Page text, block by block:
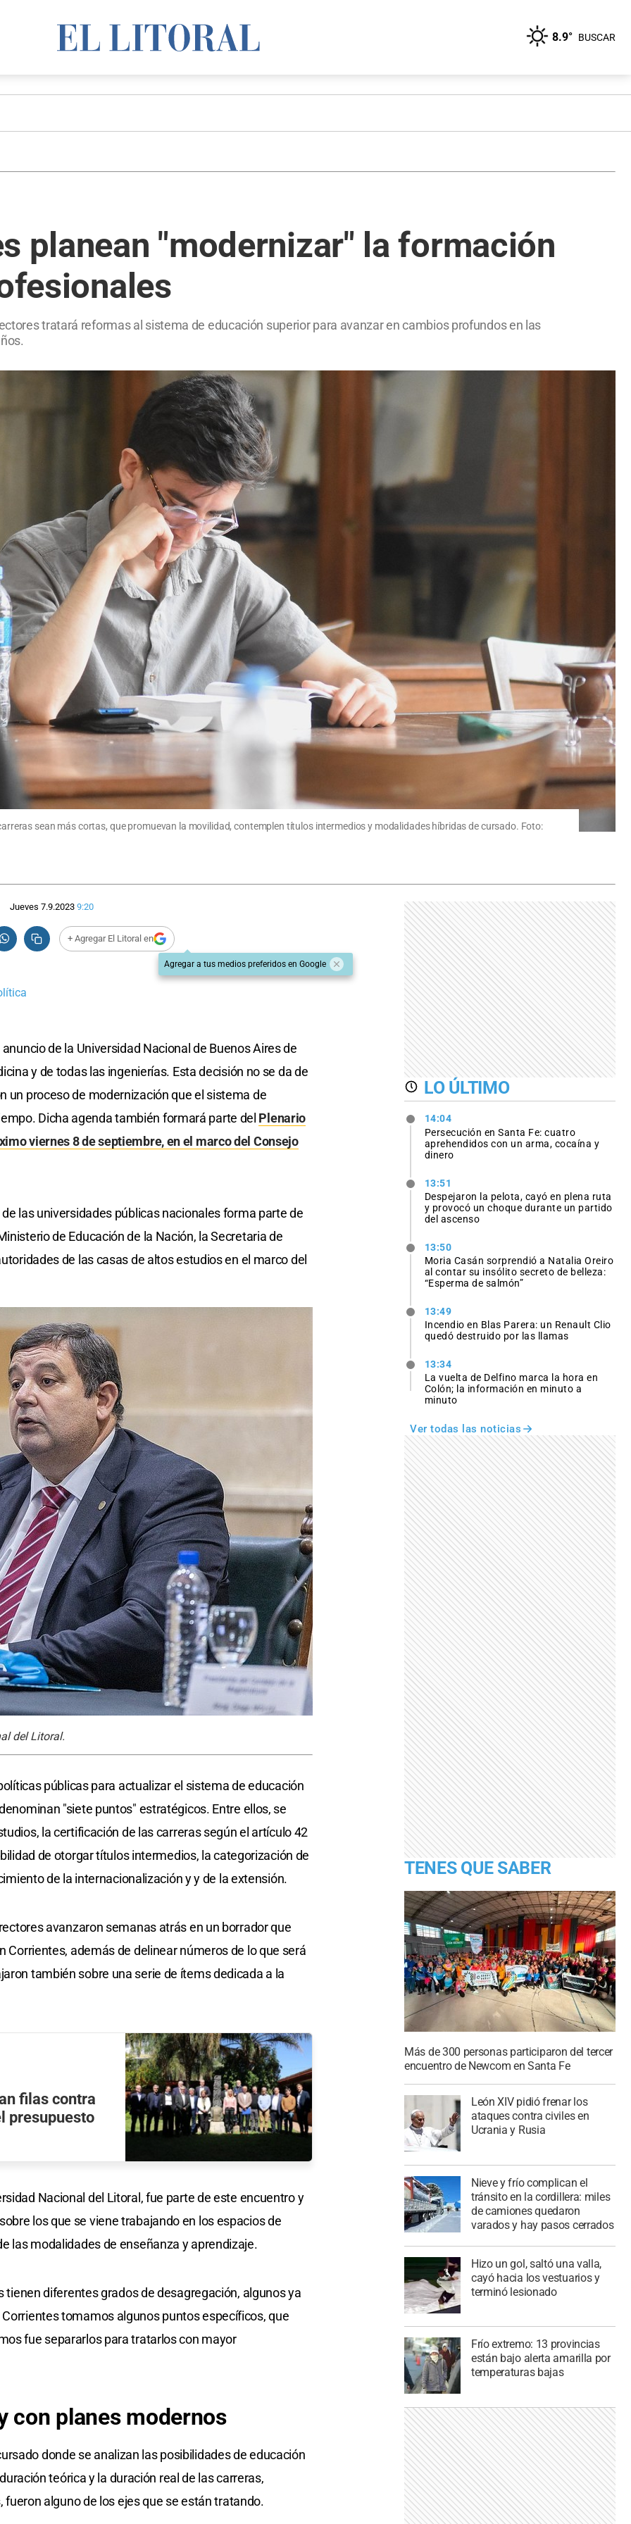
8.9° BUSCAR
planean "modernizar" la formación
tratará reformas al sistema de educación superior para avanzar en cambios profundos en las
sean más cortas, que promuevan la movilidad, contemplen títulos intermedios y modalidades híbridas de cursado. Foto:
Jueves 7.9.2023 9:20
+ Agregar El Litoral en
Agregar a tus medios preferidos en Google
de la Universidad Nacional de Buenos Aires de
y de todas las ingenierías. Esta decisión no se da de
un proceso de modernización que el sistema de
Dicha agenda también formará parte del Plenario
viernes 8 de septiembre, en el marco del Consejo
las universidades públicas nacionales forma parte de
de Educación de la Nación, la Secretaria de
de las casas de altos estudios en el marco del
del Litoral.
públicas para actualizar el sistema de educación
"siete puntos" estratégicos. Entre ellos, se
la certificación de las carreras según el artículo 42
de otorgar títulos intermedios, la categorización de
de la internacionalización y y de la extensión.
avanzaron semanas atrás en un borrador que
Corrientes, además de delinear números de lo que será
también sobre una serie de ítems dedicada a la
filas contra
presupuesto
Nacional del Litoral, fue parte de este encuentro y
los que se viene trabajando en los espacios de
las modalidades de enseñanza y aprendizaje.
diferentes grados de desagregación, algunos ya
tomamos algunos puntos específicos, que
fue separarlos para tratarlos con mayor
con planes modernos
donde se analizan las posibilidades de educación
teórica y la duración real de las carreras,
alguno de los ejes que se están tratando.
LO ÚLTIMO
14:04
Persecución en Santa Fe: cuatro
aprehendidos con un arma, cocaína y
dinero
13:51
Despejaron la pelota, cayó en plena ruta
y provocó un choque durante un partido
del ascenso
13:50
Moria Casán sorprendió a Natalia Oreiro
al contar su insólito secreto de belleza:
“Esperma de salmón”
13:49
Incendio en Blas Parera: un Renault Clio
quedó destruido por las llamas
13:34
La vuelta de Delfino marca la hora en
Colón; la información en minuto a
minuto
Ver todas las noticias
TENES QUE SABER
Más de 300 personas participaron del tercer
encuentro de Newcom en Santa Fe
León XIV pidió frenar los
ataques contra civiles en
Ucrania y Rusia
Nieve y frío complican el
tránsito en la cordillera: miles
de camiones quedaron
varados y hay pasos cerrados
Hizo un gol, saltó una valla,
cayó hacia los vestuarios y
terminó lesionado
Frío extremo: 13 provincias
están bajo alerta amarilla por
temperaturas bajas